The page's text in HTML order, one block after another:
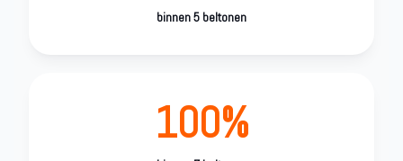
binnen 5 beltonen
100%